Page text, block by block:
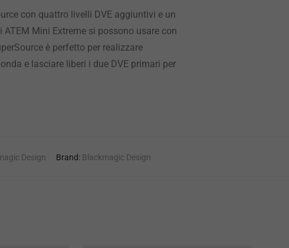
con quattro livelli DVE aggiuntivi e un
Mini Extreme si possono usare con
è perfetto per realizzare
e lasciare liberi i due DVE primari per
Design Brand: Blackmagic Design